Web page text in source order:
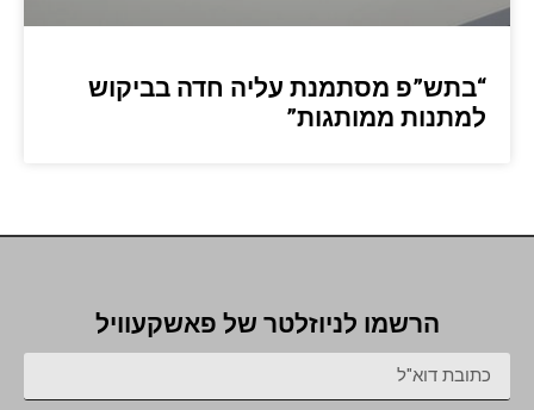
“בתש”פ מסתמנת עליה חדה בביקוש
למתנות ממותגות”
הרשמו לניוזלטר של פאשקעוויל